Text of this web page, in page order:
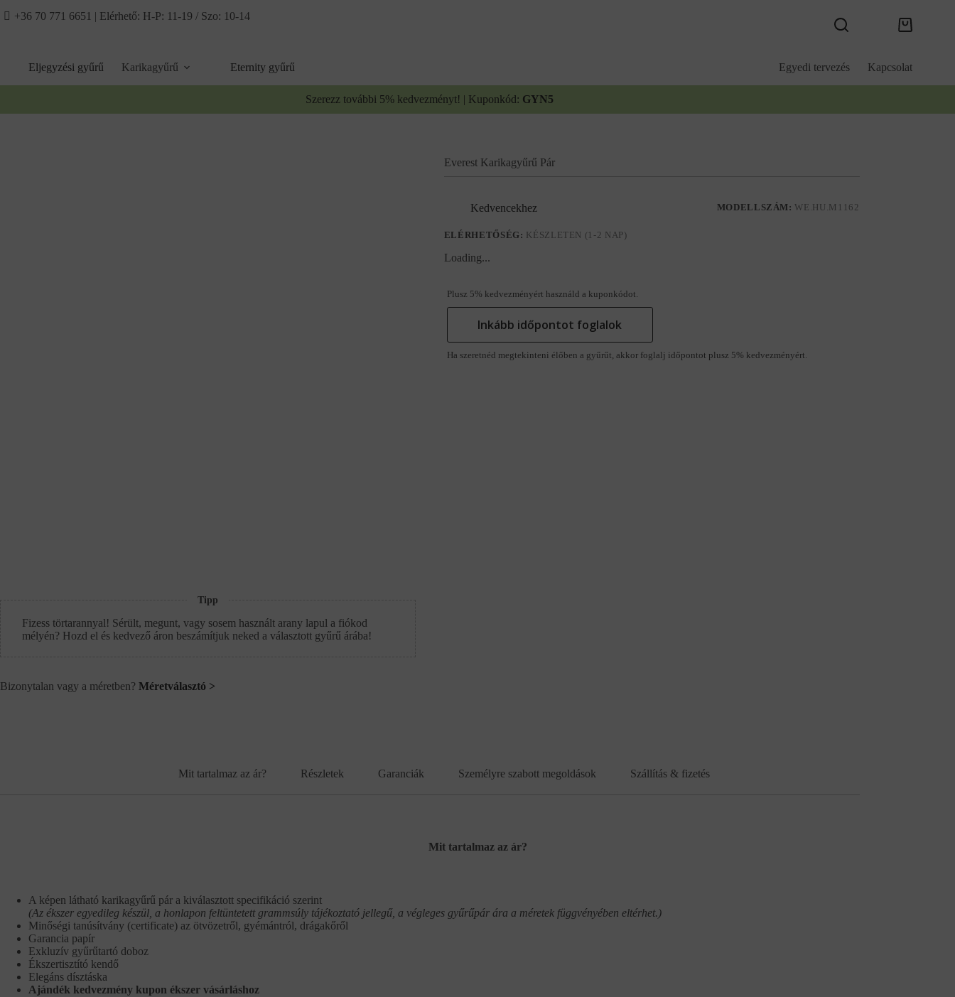
+36 70 771 6651 | Elérhető: H-P: 11-19 / Szo: 10-14
Kosár
Eljegyzési gyűrű Karikagyűrű Eternity gyűrű Egyedi tervezés Kapcsolat
Szerezz további 5% kedvezményt! | Kuponkód: GYN5
Tipp
Fizess törtarannyal! Sérült, megunt, vagy sosem használt arany lapul a fiókod
mélyén? Hozd el és kedvező áron beszámítjuk neked a választott gyűrű árába!
Bizonytalan vagy a méretben? Méretválasztó >
Everest Karikagyűrű Pár
MODELLSZÁM: WE.HU.M1162
ELÉRHETŐSÉG: KÉSZLETEN (1-2 NAP)
Kedvencekhez
Loading...
Plusz 5% kedvezményért használd a kuponkódot.
Inkább időpontot foglalok
Ha szeretnéd megtekinteni élőben a gyűrűt, akkor foglalj időpontot plusz 5% kedvezményért.
Mit tartalmaz az ár? Részletek Garanciák Személyre szabott megoldások Szállítás & fizetés
Mit tartalmaz az ár?
A képen látható karikagyűrű pár a kiválasztott specifikáció szerint
(Az ékszer egyedileg készül, a honlapon feltüntetett grammsúly tájékoztató jellegű, a végleges gyűrűpár ára a méretek függvényében eltérhet.)
Minőségi tanúsítvány (certificate) az ötvözetről, gyémántról, drágakőről
Garancia papír
Exkluzív gyűrűtartó doboz
Ékszertisztító kendő
Elegáns dísztáska
Ajándék kedvezmény kupon ékszer vásárláshoz